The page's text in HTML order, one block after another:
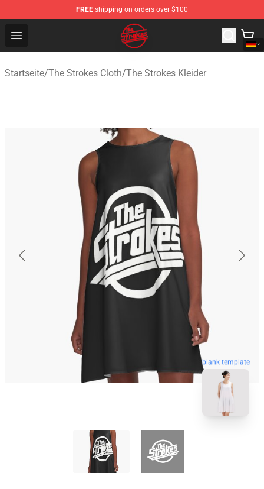
FREE shipping on orders over $100
Open menu
The Strokes Shop - Official The Strokes Merchandise
Startseite/The Strokes Cloth/The Strokes Kleider
blank template